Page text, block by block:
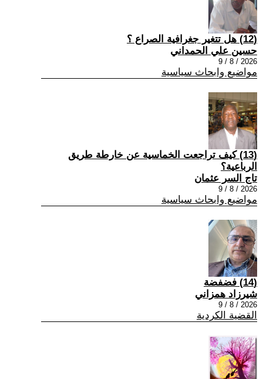
(12) هل تتغير جغرافية الصراع ؟
حسين علي الحمداني
2026 / 8 / 9
مواضيع وابحاث سياسية
(13) كيف تراجعت الخماسية عن خارطة طريق
الرباعية؟
تاج السر عثمان
2026 / 8 / 9
مواضيع وابحاث سياسية
(14) فضفضة
شيرزاد همزاني
2026 / 8 / 9
القضية الكردية